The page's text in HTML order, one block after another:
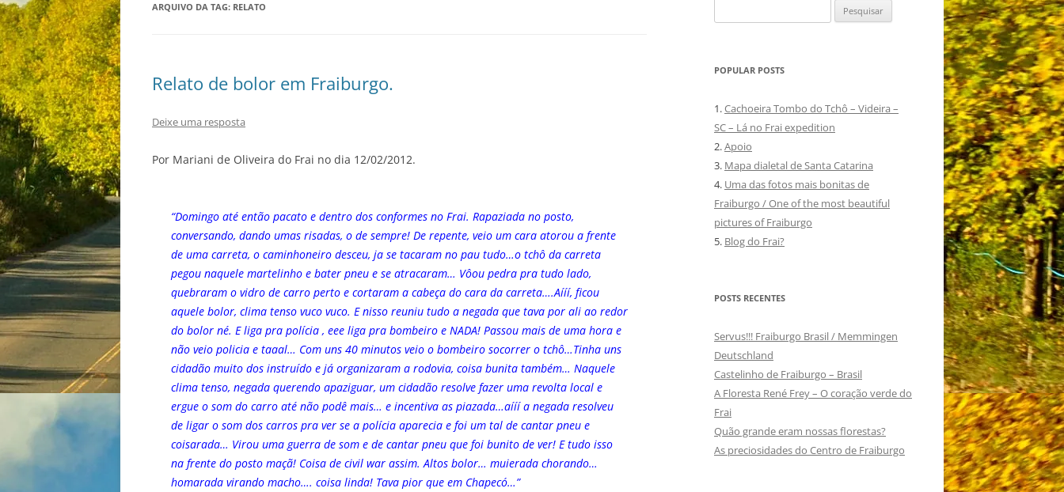
ARQUIVO DA TAG: RELATO
Relato de bolor em Fraiburgo.
Deixe uma resposta
Por Mariani de Oliveira do Frai no dia 12/02/2012.
“Domingo até então pacato e dentro dos conformes no Frai. Rapaziada no posto,
conversando, dando umas risadas, o de sempre! De repente, veio um cara atorou a frente
de uma carreta, o caminhoneiro desceu, ja se tacaram no pau tudo…o tchô da carreta
pegou naquele martelinho e bater pneu e se atracaram… Vôou pedra pra tudo lado,
quebraram o vidro de carro perto e cortaram a cabeça do cara da carreta….Aííí, ficou
aquele bolor, clima tenso vuco vuco. E nisso reuniu tudo a negada que tava por ali ao redor
do bolor né. E liga pra polícia , eee liga pra bombeiro e NADA! Passou mais de uma hora e
não veio policia e taaal… Com uns 40 minutos veio o bombeiro socorrer o tchô…Tinha uns
cidadão muito dos instruído e já organizaram a rodovia, coisa bunita também… Naquele
clima tenso, negada querendo apaziguar, um cidadão resolve fazer uma revolta local e
ergue o som do carro até não podê mais… e incentiva as piazada…aííí a negada resolveu
de ligar o som dos carros pra ver se a polícia aparecia e foi um tal de cantar pneu e
coisarada… Virou uma guerra de som e de cantar pneu que foi bunito de ver! E tudo isso
na frente do posto maçã! Coisa de civil war assim. Altos bolor… muierada chorando…
homarada virando macho…. coisa linda! Tava pior que em Chapecó…”
por:
POPULAR POSTS
1.Cachoeira Tombo do Tchô – Videira –
SC – Lá no Frai expedition
2.Apoio
3. Mapa dialetal de Santa Catarina
4. Uma das fotos mais bonitas de
Fraiburgo / One of the most beautiful
pictures of Fraiburgo
5. Blog do Frai?
POSTS RECENTES
Servus!!! Fraiburgo Brasil / Memmingen
Deutschland
Castelinho de Fraiburgo – Brasil
A Floresta René Frey – O coração verde do
Frai
Quão grande eram nossas florestas?
As preciosidades do Centro de Fraiburgo